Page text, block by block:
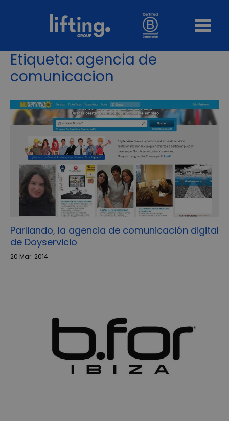
Etiqueta: agencia de
comunicacion
Parliando, la agencia de comunicación digital
de Doyservicio
20 Mar. 2014